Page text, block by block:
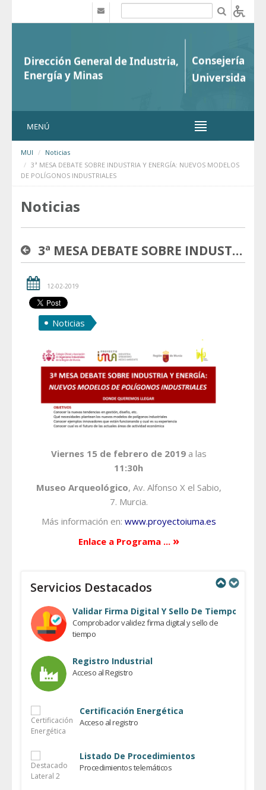
MENÚ
MUI
Noticias
3ª MESA DEBATE SOBRE INDUSTRIA Y ENERGÍA: NUEVOS MODELOS
DE POLÍGONOS INDUSTRIALES
Noticias
3ª MESA DEBATE SOBRE INDUSTRIA Y ENERGÍA: NUEVOS MODELOS DE POLÍGONOS INDUSTRIALES
12-02-2019
Noticias
Viernes 15 de febrero de 2019a las
11:30h
Museo Arqueológico, Av. Alfonso X el Sabio,
7. Murcia.
Más información en: www.proyectoiuma.es
Enlace a Programa ... »
Servicios Destacados
Validar Firma Digital Y Sello De Tiempo
Comprobador validez firma digital y sello de
tiempo
Registro Industrial
Acceso al Registro
Certificación Energética
Acceso al registro
Listado De Procedimientos
Procedimientos telemáticos
Previous